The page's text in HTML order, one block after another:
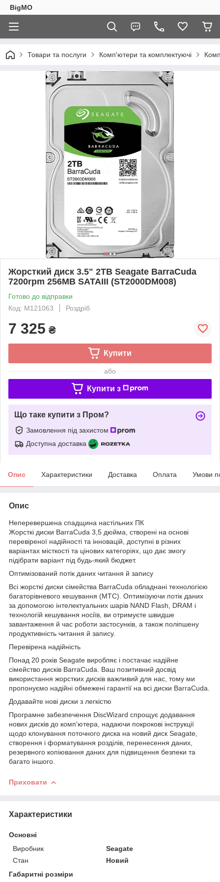
BigMO
Товари та послуги Комп'ютери та комплектуючі
Жорсткий диск 3.5" 2TB Seagate BarraCuda
7200rpm 256MB SATAIII (ST2000DM008)
Готово до відправки
Код: M121063
Роздріб
7 325 ₴
Купити
або
Купити з
Що таке купити з Пром?
Замовлення під захистом
Доступна доставка
Опис Характеристики Доставка Оплата Умови
Опис
Неперевершена спадщина настільних ПК
Жорсткі диски BarraCuda 3,5 дюйма, створені на основі
перевіреної надійності та інновацій, доступні в різних
варіантах місткості та цінових категоріях, що дає змогу
підібрати варіант під будь-який бюджет.
Оптимізований потік даних читання й запису
Всі жорсткі диски сімейства BarraCuda обладнані технологією
багаторівневого кешування (MTC). Оптимізуючи потік даних
за допомогою інтелектуальних шарів NAND Flash, DRAM і
технологій кешування носіїв, ви отримуєте швидше
завантаження й час роботи застосунків, а також поліпшену
продуктивність читання й запису.
Перевірена надійність
Понад 20 років Seagate виробляє і постачає надійне
сімейство дисків BarraCuda. Ваш позитивний досвід
використання жорстких дисків важливий для нас, тому ми
пропонуємо надійні обмежені гарантії на всі диски BarraCuda.
Додавайте нові диски з легкістю
Програмне забезпечення DiscWizard спрощує додавання
нових дисків до комп'ютера, надаючи покрокові інструкції
щодо клонування поточного диска на новий диск Seagate,
створення і форматування розділів, перенесення даних,
резервного копіювання даних для підвищення безпеки та
багато іншого.
Приховати
Характеристики
Основні
Виробник
Seagate
Стан
Новий
Габаритні розміри